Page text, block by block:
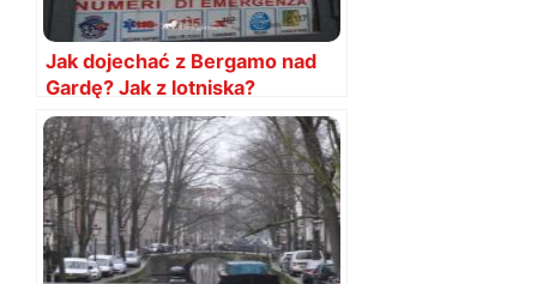
Jak dojechać z Bergamo nad
Gardę? Jak z lotniska?